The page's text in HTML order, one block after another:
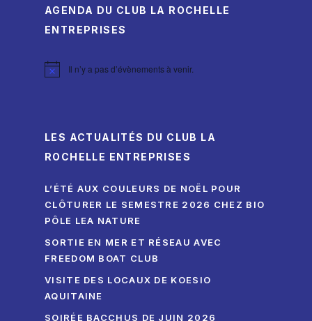
AGENDA DU CLUB LA ROCHELLE
ENTREPRISES
Notice Il n’y a pas d’évènements à venir.
LES ACTUALITÉS DU CLUB LA
ROCHELLE ENTREPRISES
L’ÉTÉ AUX COULEURS DE NOËL POUR
CLÔTURER LE SEMESTRE 2026 CHEZ BIO
PÔLE LEA NATURE
SORTIE EN MER ET RÉSEAU AVEC
FREEDOM BOAT CLUB
VISITE DES LOCAUX DE KOESIO
AQUITAINE
SOIRÉE BACCHUS DE JUIN 2026